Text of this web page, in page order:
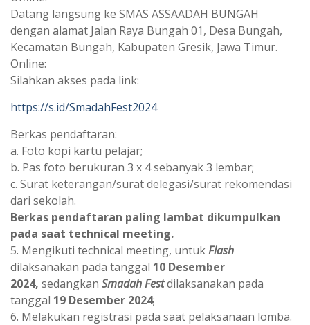
Datang langsung ke SMAS ASSAADAH BUNGAH
dengan alamat Jalan Raya Bungah 01, Desa Bungah,
Kecamatan Bungah, Kabupaten Gresik, Jawa Timur.
Online:
Silahkan akses pada link:
https://s.id/SmadahFest2024
Berkas pendaftaran:
a. Foto kopi kartu pelajar;
b. Pas foto berukuran 3 x 4 sebanyak 3 lembar;
c. Surat keterangan/surat delegasi/surat rekomendasi
dari sekolah.
Berkas pendaftaran paling lambat dikumpulkan
pada saat technical meeting.
5. Mengikuti technical meeting, untukFlash
dilaksanakan pada tanggal 10 Desember
2024, sedangkan Smadah Festdilaksanakan pada
tanggal 19 Desember 2024;
6. Melakukan registrasi pada saat pelaksanaan lomba.